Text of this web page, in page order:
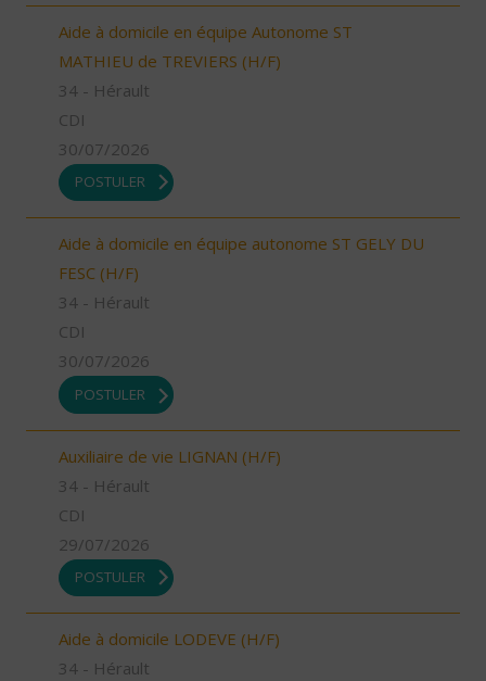
Aide à domicile en équipe Autonome ST
MATHIEU de TREVIERS (H/F)
34 - Hérault
CDI
30/07/2026
POSTULER
Aide à domicile en équipe autonome ST GELY DU
FESC (H/F)
34 - Hérault
CDI
30/07/2026
POSTULER
Auxiliaire de vie LIGNAN (H/F)
34 - Hérault
CDI
29/07/2026
POSTULER
Aide à domicile LODEVE (H/F)
34 - Hérault